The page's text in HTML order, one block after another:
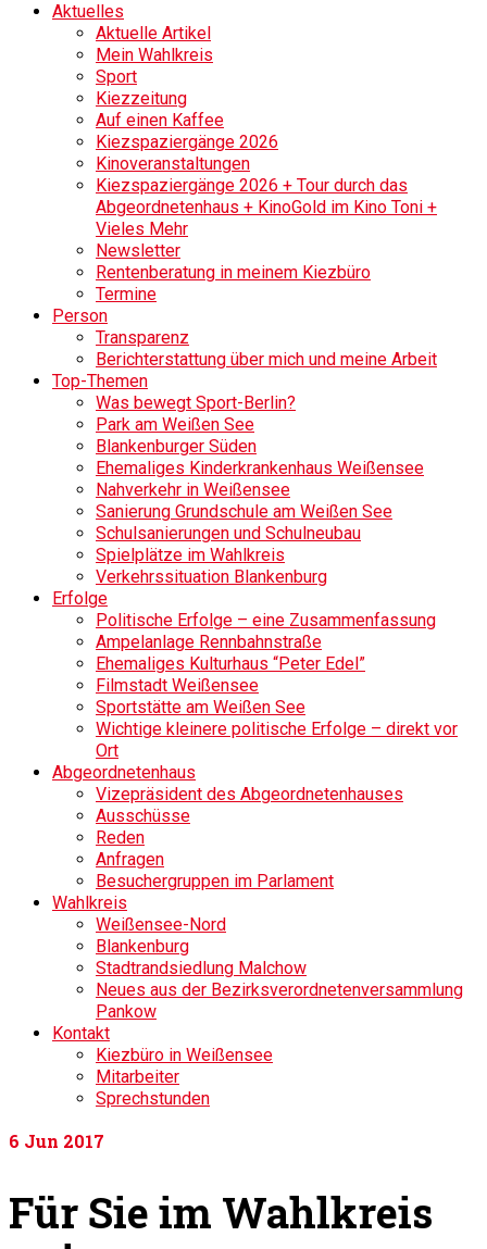
Aktuelles
Aktuelle Artikel
Mein Wahlkreis
Sport
Kiezzeitung
Auf einen Kaffee
Kiezspaziergänge 2026
Kinoveranstaltungen
Kiezspaziergänge 2026 + Tour durch das
Abgeordnetenhaus + KinoGold im Kino Toni +
Vieles Mehr
Newsletter
Rentenberatung in meinem Kiezbüro
Termine
Person
Transparenz
Berichterstattung über mich und meine Arbeit
Top-Themen
Was bewegt Sport-Berlin?
Park am Weißen See
Blankenburger Süden
Ehemaliges Kinderkrankenhaus Weißensee
Nahverkehr in Weißensee
Sanierung Grundschule am Weißen See
Schulsanierungen und Schulneubau
Spielplätze im Wahlkreis
Verkehrssituation Blankenburg
Erfolge
Politische Erfolge – eine Zusammenfassung
Ampelanlage Rennbahnstraße
Ehemaliges Kulturhaus “Peter Edel”
Filmstadt Weißensee
Sportstätte am Weißen See
Wichtige kleinere politische Erfolge – direkt vor
Ort
Abgeordnetenhaus
Vizepräsident des Abgeordnetenhauses
Ausschüsse
Reden
Anfragen
Besuchergruppen im Parlament
Wahlkreis
Weißensee-Nord
Blankenburg
Stadtrandsiedlung Malchow
Neues aus der Bezirksverordnetenversammlung
Pankow
Kontakt
Kiezbüro in Weißensee
Mitarbeiter
Sprechstunden
6 Jun 2017
Für Sie im Wahlkreis